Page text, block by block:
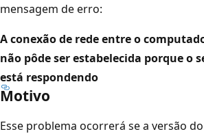
mensagem de erro:
A conexão de rede entre o
não pôde ser estabelecida porque o
está respondendo
Motivo
Esse problema ocorrerá se a versão